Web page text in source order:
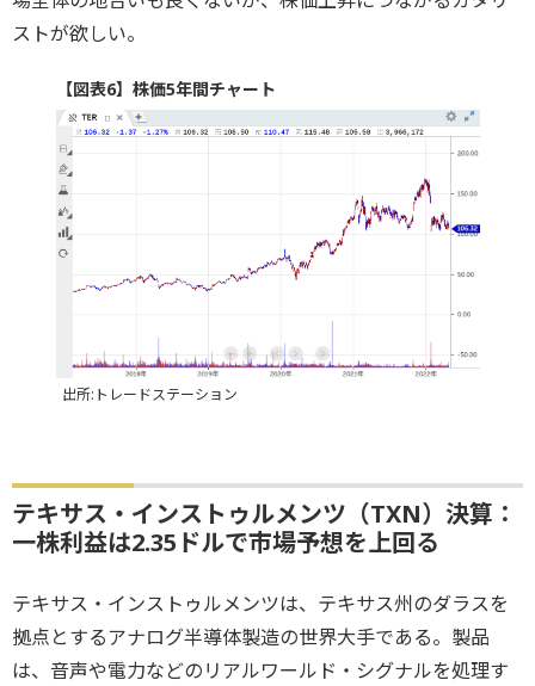
ストが欲しい。
【図表6】株価5年間チャート
出所:トレードステーション
テキサス・インストゥルメンツ（TXN）決算：
一株利益は2.35ドルで市場予想を上回る
テキサス・インストゥルメンツは、テキサス州のダラスを
拠点とするアナログ半導体製造の世界大手である。製品
は、音声や電力などのリアルワールド・シグナルを処理す